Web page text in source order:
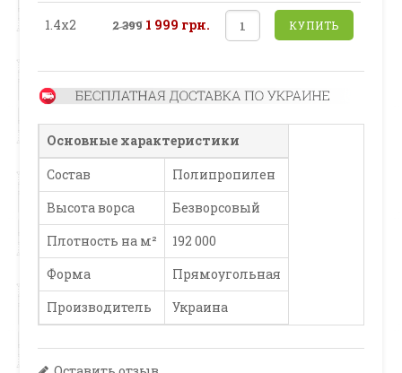
1.4х2 2 399 1 999 грн. КУПИТЬ
Основные характеристики
Состав
Полипропилен
Высота ворса
Безворсовый
Плотность на м²
192 000
Форма
Прямоугольная
Производитель
Украина